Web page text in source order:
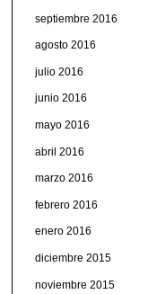
septiembre 2016
agosto 2016
julio 2016
junio 2016
mayo 2016
abril 2016
marzo 2016
febrero 2016
enero 2016
diciembre 2015
noviembre 2015